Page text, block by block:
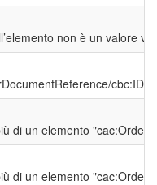
non è un valore
di un elemento
di un elemento